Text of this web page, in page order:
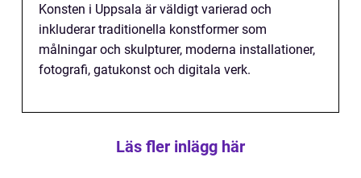
Konsten i Uppsala är väldigt varierad och
inkluderar traditionella konstformer som
målningar och skulpturer, moderna installationer,
fotografi, gatukonst och digitala verk.
Läs fler inlägg här